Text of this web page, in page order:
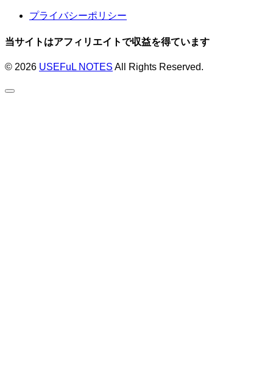
プライバシーポリシー
当サイトはアフィリエイトで収益を得ています
© 2026 USEFuL NOTES All Rights Reserved.